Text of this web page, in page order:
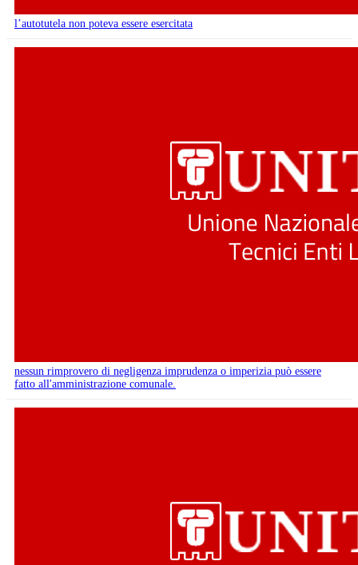
l’autotutela non poteva essere esercitata
nessun rimprovero di negligenza imprudenza o imperizia può essere
fatto all'amministrazione comunale.